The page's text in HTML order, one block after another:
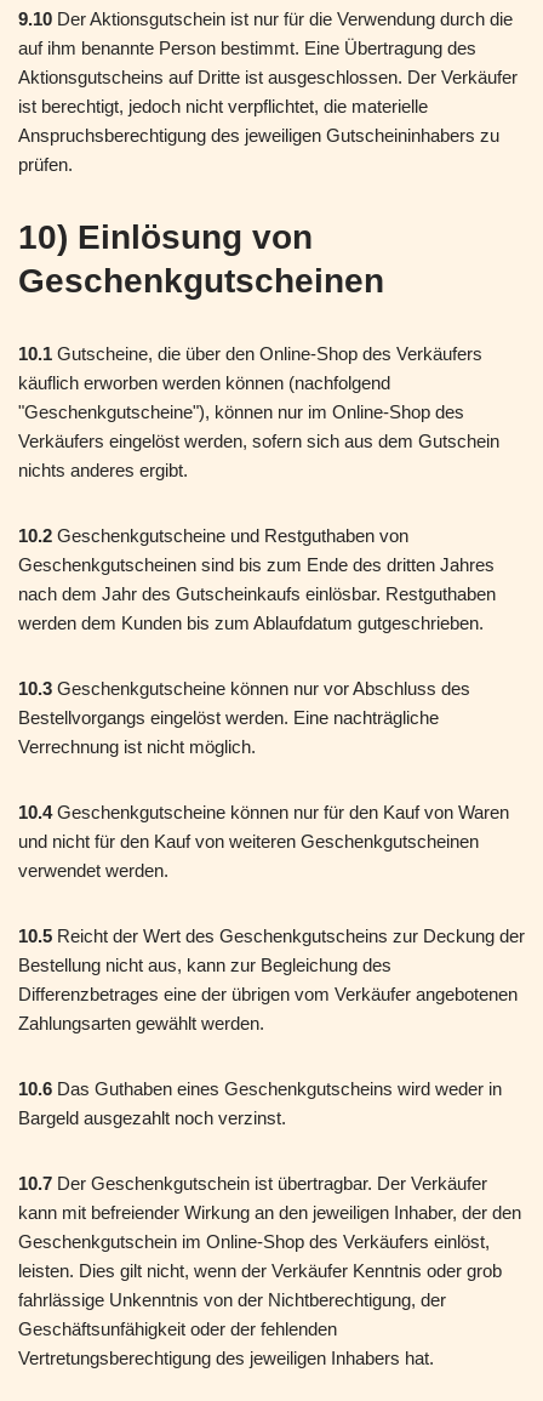
9.10 Der Aktionsgutschein ist nur für die Verwendung durch die
auf ihm benannte Person bestimmt. Eine Übertragung des
Aktionsgutscheins auf Dritte ist ausgeschlossen. Der Verkäufer
ist berechtigt, jedoch nicht verpflichtet, die materielle
Anspruchsberechtigung des jeweiligen Gutscheininhabers zu
prüfen.
10) Einlösung von
Geschenkgutscheinen
10.1 Gutscheine, die über den Online-Shop des Verkäufers
käuflich erworben werden können (nachfolgend
"Geschenkgutscheine"), können nur im Online-Shop des
Verkäufers eingelöst werden, sofern sich aus dem Gutschein
nichts anderes ergibt.
10.2 Geschenkgutscheine und Restguthaben von
Geschenkgutscheinen sind bis zum Ende des dritten Jahres
nach dem Jahr des Gutscheinkaufs einlösbar. Restguthaben
werden dem Kunden bis zum Ablaufdatum gutgeschrieben.
10.3 Geschenkgutscheine können nur vor Abschluss des
Bestellvorgangs eingelöst werden. Eine nachträgliche
Verrechnung ist nicht möglich.
10.4Geschenkgutscheine können nur für den Kauf von Waren
und nicht für den Kauf von weiteren Geschenkgutscheinen
verwendet werden.
10.5 Reicht der Wert des Geschenkgutscheins zur Deckung der
Bestellung nicht aus, kann zur Begleichung des
Differenzbetrages eine der übrigen vom Verkäufer angebotenen
Zahlungsarten gewählt werden.
10.6 Das Guthaben eines Geschenkgutscheins wird weder in
Bargeld ausgezahlt noch verzinst.
10.7 Der Geschenkgutschein ist übertragbar. Der Verkäufer
kann mit befreiender Wirkung an den jeweiligen Inhaber, der den
Geschenkgutschein im Online-Shop des Verkäufers einlöst,
leisten. Dies gilt nicht, wenn der Verkäufer Kenntnis oder grob
fahrlässige Unkenntnis von der Nichtberechtigung, der
Geschäftsunfähigkeit oder der fehlenden
Vertretungsberechtigung des jeweiligen Inhabers hat.